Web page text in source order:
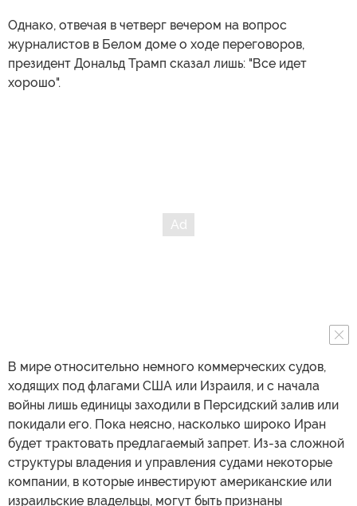
Однако, отвечая в четверг вечером на вопрос
журналистов в Белом доме о ходе переговоров,
президент Дональд Трамп сказал лишь: "Все идет
хорошо".
В мире относительно немного коммерческих судов,
ходящих под флагами США или Израиля, и с начала
войны лишь единицы заходили в Персидский залив или
покидали его. Пока неясно, насколько широко Иран
будет трактовать предлагаемый запрет. Из-за сложной
структуры владения и управления судами некоторые
компании, в которые инвестируют американские или
израильские владельцы, могут быть признаны